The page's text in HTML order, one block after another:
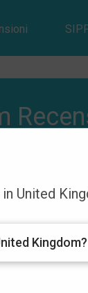
up to $10,000
United
Kingdom?